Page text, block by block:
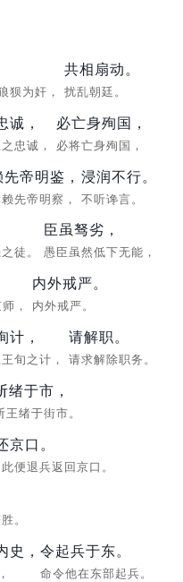
狈为奸，
共相扇动。
扰乱朝廷。
诚，
忠诚，
必亡身殉国，
必将亡身殉国，
先帝明鉴，
先帝明察，
浸润不行。
不听谗言。
徒。
臣虽驽劣，
愚臣虽然低下无能，
，
内外戒严。
内外戒严。
计，
旬之计，
请解职。
请求解除职务。
绪于市，
王绪于街市。
京口。
便退兵返回京口。
。
史， 令起兵于东。
命令他在东部起兵。